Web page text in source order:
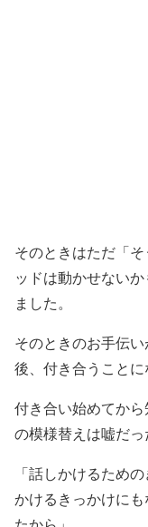
そのときはただ「
ッドは動かせない
ました。
そのときのお手伝
後、付き合うことに
付き合い始めてか
の模様替えは嘘だっ
「話しかけるため
かけるきっかけに